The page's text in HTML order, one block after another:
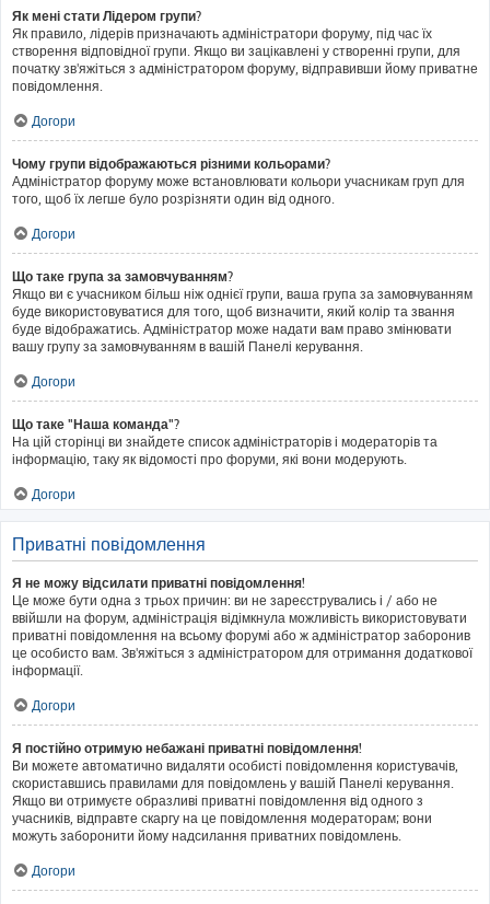
Як мені стати Лідером групи?
Як правило, лідерів призначають адміністратори форуму, під час їх
створення відповідної групи. Якщо ви зацікавлені у створенні групи, для
початку зв'яжіться з адміністратором форуму, відправивши йому приватне
повідомлення.
Догори
Чому групи відображаються різними кольорами?
Адміністратор форуму може встановлювати кольори учасникам груп для
того, щоб їх легше було розрізняти один від одного.
Догори
Що таке група за замовчуванням?
Якщо ви є учасником більш ніж однієї групи, ваша група за замовчуванням
буде використовуватися для того, щоб визначити, який колір та звання
буде відображатись. Адміністратор може надати вам право змінювати
вашу групу за замовчуванням в вашій Панелі керування.
Догори
Що таке "Наша команда"?
На цій сторінці ви знайдете список адміністраторів і модераторів та
інформацію, таку як відомості про форуми, які вони модерують.
Догори
Приватні повідомлення
Я не можу відсилати приватні повідомлення!
Це може бути одна з трьох причин: ви не зареєструвались і / або не
ввійшли на форум, адміністрація відімкнула можливість використовувати
приватні повідомлення на всьому форумі або ж адміністратор заборонив
це особисто вам. Зв'яжіться з адміністратором для отримання додаткової
інформації.
Догори
Я постійно отримую небажані приватні повідомлення!
Ви можете автоматично видаляти особисті повідомлення користувачів,
скориставшись правилами для повідомлень у вашій Панелі керування.
Якщо ви отримуєте образливі приватні повідомлення від одного з
учасників, відправте скаргу на це повідомлення модераторам; вони
можуть заборонити йому надсилання приватних повідомлень.
Догори